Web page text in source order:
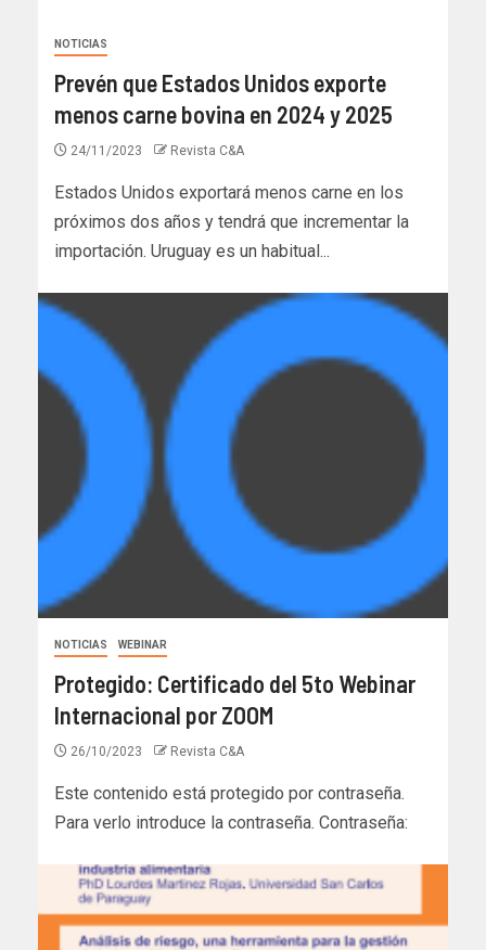
NOTICIAS
Prevén que Estados Unidos exporte
menos carne bovina en 2024 y 2025
24/11/2023 Revista C&A
Estados Unidos exportará menos carne en los
próximos dos años y tendrá que incrementar la
importación. Uruguay es un habitual...
NOTICIAS WEBINAR
Protegido: Certificado del 5to Webinar
Internacional por ZOOM
26/10/2023 Revista C&A
Este contenido está protegido por contraseña.
Para verlo introduce la contraseña. Contraseña: